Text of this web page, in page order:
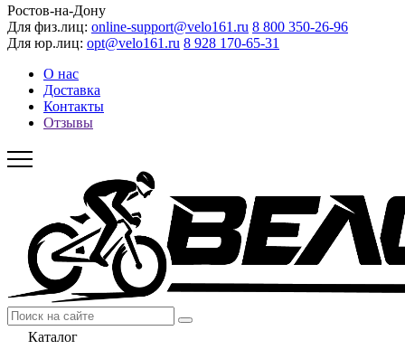
Ростов-на-Дону
Для физ.лиц: online-support@velo161.ru 8 800 350-26-96
Для юр.лиц: opt@velo161.ru 8 928 170-65-31
О нас
Доставка
Контакты
Отзывы
Каталог